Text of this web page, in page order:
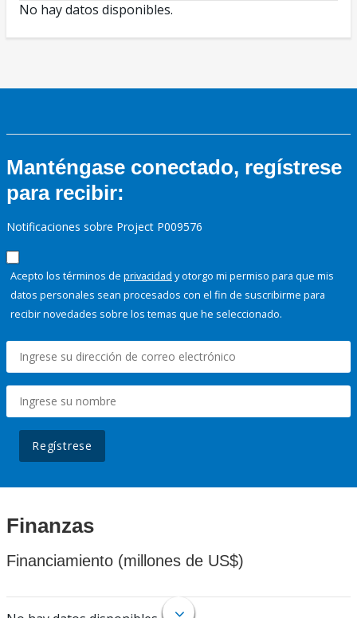
No hay datos disponibles.
Manténgase conectado, regístrese
para recibir:
Notificaciones sobre Project P009576
Acepto los términos de privacidad y otorgo mi permiso para que mis
datos personales sean procesados con el fin de suscribirme para
recibir novedades sobre los temas que he seleccionado.
Regístrese
Finanzas
Financiamiento (millones de US$)